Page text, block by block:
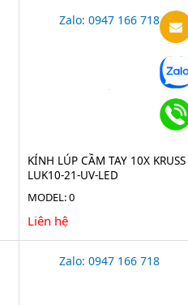
Zalo: 0947 166 718
KÍNH LÚP CẦM TAY 10X KRUSS
LUK10-21-UV-LED
MODEL: 0
Liên hệ
Zalo: 0947 166 718